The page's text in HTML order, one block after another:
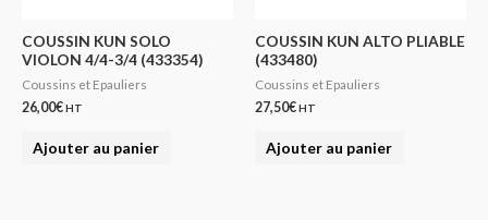
COUSSIN KUN SOLO
VIOLON 4/4-3/4 (433354)
Coussins et Epauliers
26,00€HT
Ajouter au panier
COUSSIN KUN ALTO PLIABLE
(433480)
Coussins et Epauliers
27,50€HT
Ajouter au panier